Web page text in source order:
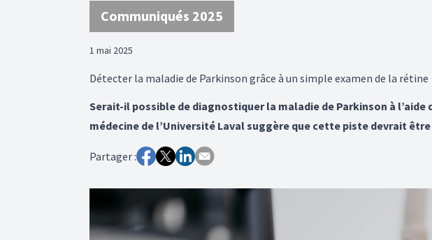
Communiqués 2025
1 mai 2025
Détecter la maladie de Parkinson grâce à un simple examen de la rétine
Serait-il possible de diagnostiquer la maladie de Parkinson à l’aide
médecine de l’Université Laval suggère que cette piste devrait
Partager :